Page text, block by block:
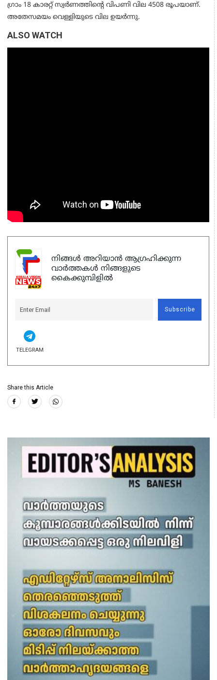
ഗ്രാം 18 കാരറ്റ് സ്വർണത്തിന്റെ വിപണി വില 4508 രൂപയാണ്.
അതേസമയം വെള്ളിയുടെ വില ഉയർന്നു.
ALSO WATCH
നിങ്ങൾ അറിയാൻ ആഗ്രഹിക്കുന്ന
വാർത്തകൾ നിങ്ങളുടെ
കൈക്കുമ്പിളിൽ
Subscribe
TELEGRAM
Share this Article